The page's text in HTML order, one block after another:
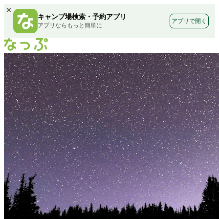
×
キャンプ場検索・予約アプリ
アプリならもっと簡単に
アプリで開く